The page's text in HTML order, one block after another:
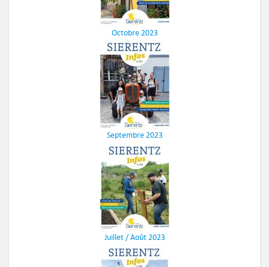
Octobre 2023
Septembre 2023
Juillet / Août 2023